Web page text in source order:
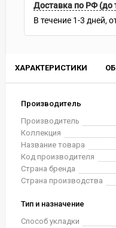
ХАРАКТЕРИСТИКИ
Производитель
Производитель
Коллекция
Название товара
Код производителя
Страна бренда
Страна производства
Тип и назначение
Способ укладки
Доставка по РФ (до
В течение 1-3 дней